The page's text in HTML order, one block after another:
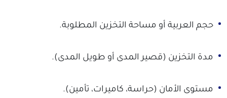
حجم العربية أو مساحة التخزين المطلوبة.
مدة التخزين (قصير المدى أو طويل المدى).
مستوى الأمان (حراسة، كاميرات، تأمين).